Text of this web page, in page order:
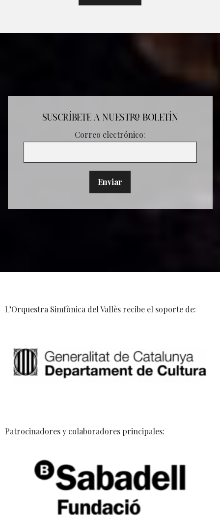
SUSCRÍBETE A NUESTRO BOLETÍN
Correo electrónico:
L’Orquestra Simfònica del Vallès recibe el soporte de:
Patrocinadores y colaboradores principales: